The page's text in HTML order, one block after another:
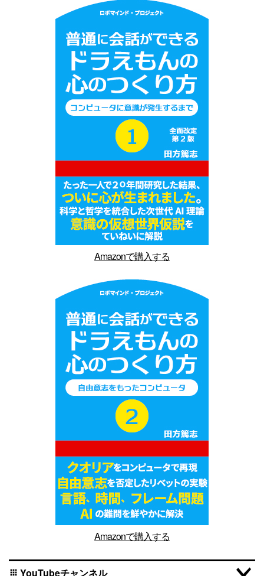
Amazonで購入する
Amazonで購入する
apps YouTubeチャンネル